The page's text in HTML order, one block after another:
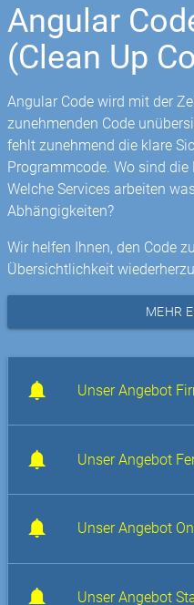
Angular
(Clean Up
Angular Code wird mit der
zunehmenden Code
fehlt zunehmend die klare
Programmcode. Wo sind die
Welche Services arbeiten
Abhängigkeiten?
Wir helfen Ihnen, den Code
Übersichtlichkeit
MEHR
Unser Angebot
Unser Angebot
Unser Angebot
Unser Angebot